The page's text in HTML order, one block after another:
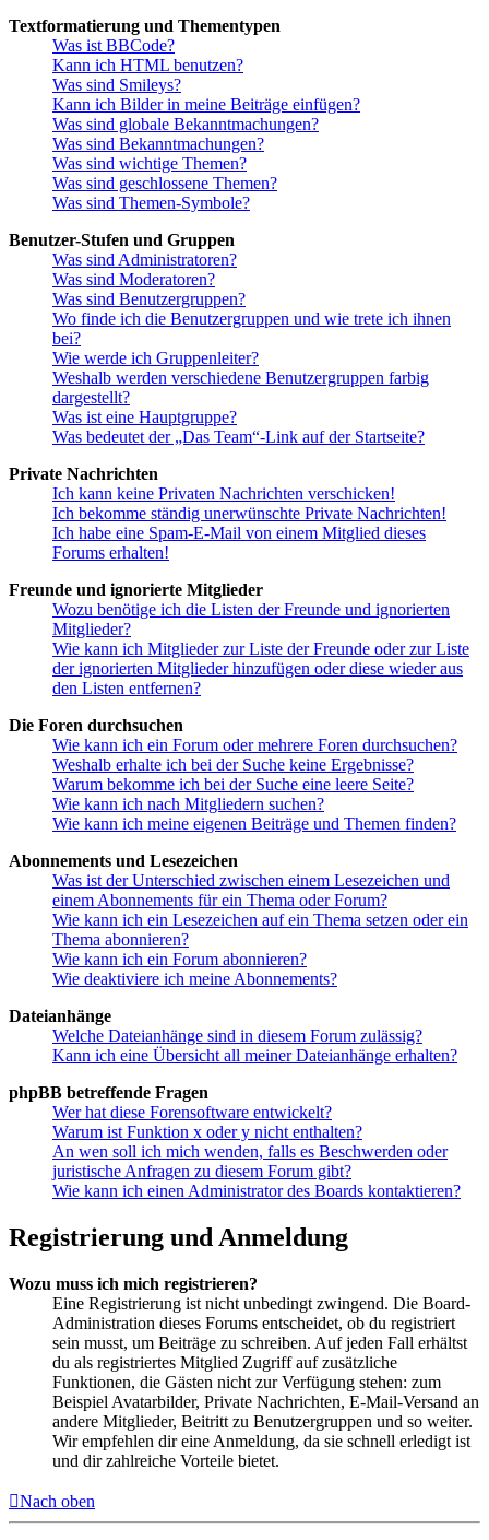
Textformatierung und Thementypen
Was ist BBCode?
Kann ich HTML benutzen?
Was sind Smileys?
Kann ich Bilder in meine Beiträge einfügen?
Was sind globale Bekanntmachungen?
Was sind Bekanntmachungen?
Was sind wichtige Themen?
Was sind geschlossene Themen?
Was sind Themen-Symbole?
Benutzer-Stufen und Gruppen
Was sind Administratoren?
Was sind Moderatoren?
Was sind Benutzergruppen?
Wo finde ich die Benutzergruppen und wie trete ich ihnen
bei?
Wie werde ich Gruppenleiter?
Weshalb werden verschiedene Benutzergruppen farbig
dargestellt?
Was ist eine Hauptgruppe?
Was bedeutet der „Das Team“-Link auf der Startseite?
Private Nachrichten
Ich kann keine Privaten Nachrichten verschicken!
Ich bekomme ständig unerwünschte Private Nachrichten!
Ich habe eine Spam-E-Mail von einem Mitglied dieses
Forums erhalten!
Freunde und ignorierte Mitglieder
Wozu benötige ich die Listen der Freunde und ignorierten
Mitglieder?
Wie kann ich Mitglieder zur Liste der Freunde oder zur Liste
der ignorierten Mitglieder hinzufügen oder diese wieder aus
den Listen entfernen?
Die Foren durchsuchen
Wie kann ich ein Forum oder mehrere Foren durchsuchen?
Weshalb erhalte ich bei der Suche keine Ergebnisse?
Warum bekomme ich bei der Suche eine leere Seite?
Wie kann ich nach Mitgliedern suchen?
Wie kann ich meine eigenen Beiträge und Themen finden?
Abonnements und Lesezeichen
Was ist der Unterschied zwischen einem Lesezeichen und
einem Abonnements für ein Thema oder Forum?
Wie kann ich ein Lesezeichen auf ein Thema setzen oder ein
Thema abonnieren?
Wie kann ich ein Forum abonnieren?
Wie deaktiviere ich meine Abonnements?
Dateianhänge
Welche Dateianhänge sind in diesem Forum zulässig?
Kann ich eine Übersicht all meiner Dateianhänge erhalten?
phpBB betreffende Fragen
Wer hat diese Forensoftware entwickelt?
Warum ist Funktion x oder y nicht enthalten?
An wen soll ich mich wenden, falls es Beschwerden oder
juristische Anfragen zu diesem Forum gibt?
Wie kann ich einen Administrator des Boards kontaktieren?
Registrierung und Anmeldung
Wozu muss ich mich registrieren?
Eine Registrierung ist nicht unbedingt zwingend. Die Board-
Administration dieses Forums entscheidet, ob du registriert
sein musst, um Beiträge zu schreiben. Auf jeden Fall erhältst
du als registriertes Mitglied Zugriff auf zusätzliche
Funktionen, die Gästen nicht zur Verfügung stehen: zum
Beispiel Avatarbilder, Private Nachrichten, E-Mail-Versand an
andere Mitglieder, Beitritt zu Benutzergruppen und so weiter.
Wir empfehlen dir eine Anmeldung, da sie schnell erledigt ist
und dir zahlreiche Vorteile bietet.
Nach oben